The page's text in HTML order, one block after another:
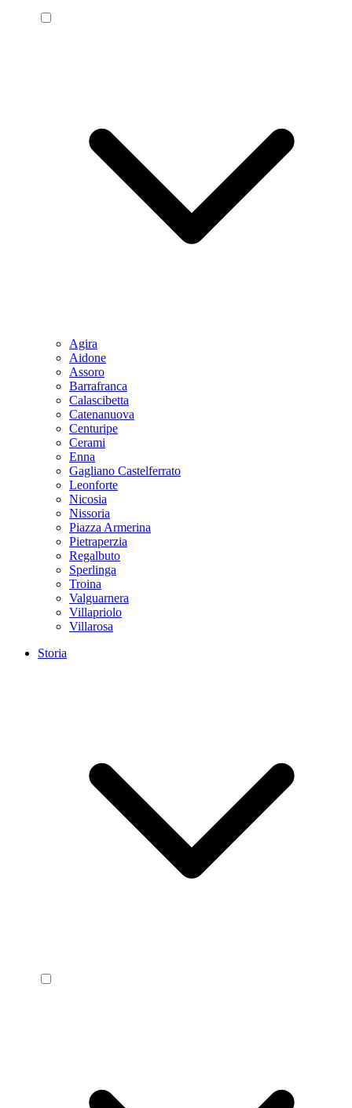
Agira
Aidone
Assoro
Barrafranca
Calascibetta
Catenanuova
Centuripe
Cerami
Enna
Gagliano Castelferrato
Leonforte
Nicosia
Nissoria
Piazza Armerina
Pietraperzia
Regalbuto
Sperlinga
Troina
Valguarnera
Villapriolo
Villarosa
Storia